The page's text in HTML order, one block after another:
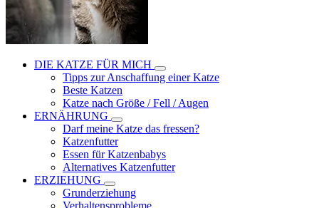
DIE KATZE FÜR MICH
Tipps zur Anschaffung einer Katze
Beste Katzen
Katze nach Größe / Fell / Augen
ERNÄHRUNG
Darf meine Katze das fressen?
Katzenfutter
Essen für Katzenbabys
Alternatives Katzenfutter
ERZIEHUNG
Grunderziehung
Verhaltensprobleme